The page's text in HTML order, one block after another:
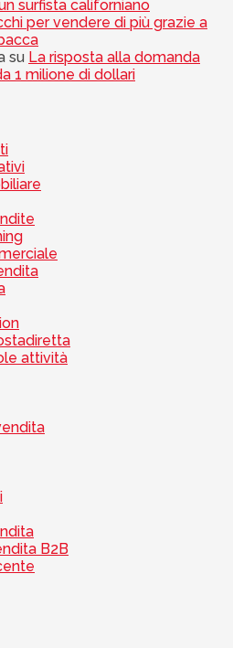
surfista californiano
per vendere di più grazie a
su La risposta alla domanda
1 milione di dollari
attività
B2B